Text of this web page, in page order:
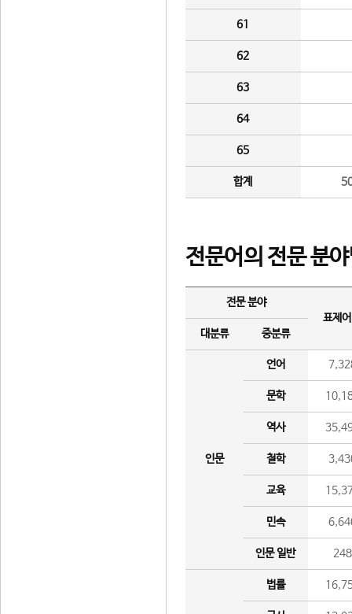
61
62
63
64
65
합계
전문어의 전문 분
전문 분야
표제
대분류
중분류
인문
언어
문학
역사
철학
교육
민속
인문 일반 248
법률